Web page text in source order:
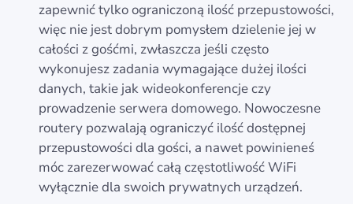
zapewnić tylko ograniczoną ilość przepustowości,
więc nie jest dobrym pomysłem dzielenie jej w
całości z gośćmi, zwłaszcza jeśli często
wykonujesz zadania wymagające dużej ilości
danych, takie jak wideokonferencje czy
prowadzenie serwera domowego. Nowoczesne
routery pozwalają ograniczyć ilość dostępnej
przepustowości dla gości, a nawet powinieneś
móc zarezerwować całą częstotliwość WiFi
wyłącznie dla swoich prywatnych urządzeń.